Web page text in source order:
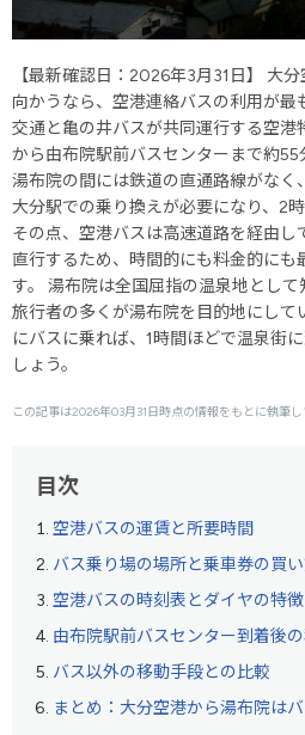
【最新確認日：2026年3月31日】 大
向かうなら、空港連絡バスの利用が最
交通と亀の井バスが共同運行する空港
から由布院駅前バスセンターまで約55
湯布院の間には鉄道の直通路線がなく
大分駅での乗り換えが必要になり、2
その点、空港バスは高速道路を経由し
直行するため、時間的にも料金的にも
す。 湯布院は全国屈指の温泉地とし
旅行者の多くが湯布院を目的地にして
にバスに乗れば、1時間ほどで温泉街
しょう。
この記事は2026年03月31日時点の情報をもとに執筆し
目次
空港バスの運賃と所要時間
バス乗り場の場所と乗車券の買
空港バスの時刻表とダイヤの特徴
由布院駅前バスセンター到着後
バス以外の移動手段との比較
まとめ：大分空港から湯布院は